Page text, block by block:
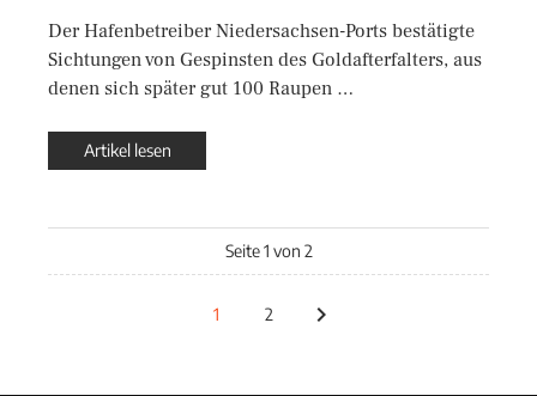
Der Hafenbetreiber Niedersachsen-Ports bestätigte
Sichtungen von Gespinsten des Goldafterfalters, aus
denen sich später gut 100 Raupen …
Artikel lesen
Seite 1 von 2
1 2